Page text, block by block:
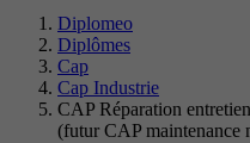
Diplomeo
Diplômes
Cap
Cap Industrie
CAP Réparation
(futur CAP maintenance